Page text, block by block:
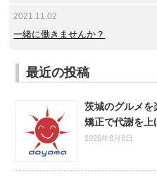
2021.11.02
一緒に働きませんか？
最近の投稿
茨城のグルメを
矯正で代謝を上
2026年8月6日